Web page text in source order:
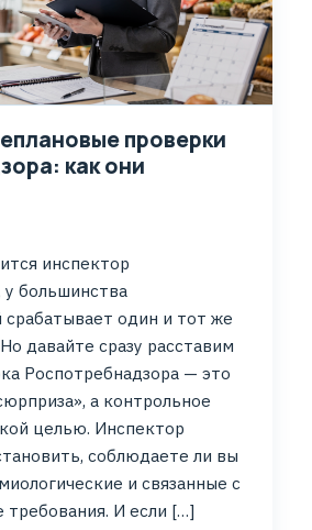
проверки
как они
инспектор
у большинства
один и тот же
давайте сразу расставим
Роспотребнадзора — это
а контрольное
целью. Инспектор
соблюдаете ли вы
и связанные с
требования. И если […]